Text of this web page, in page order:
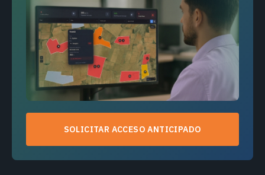
SOLICITAR ACCESO ANTICIPADO